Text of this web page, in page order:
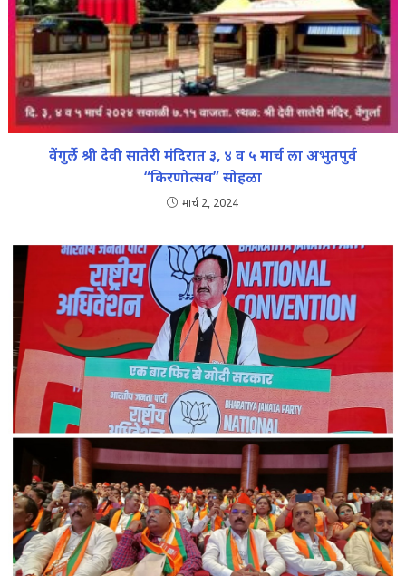
वेंगुर्ले श्री देवी सातेरी मंदिरात ३, ४ व ५ मार्च ला अभुतपुर्व
“किरणोत्सव” सोहळा
मार्च 2, 2024